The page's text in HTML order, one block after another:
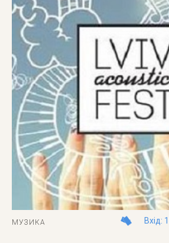
МУЗИКА
Вхід: